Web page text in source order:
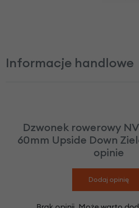
Informacje handlowe
Dzwonek rowerowy
60mm Upside Down
opinie
Dodaj opinię